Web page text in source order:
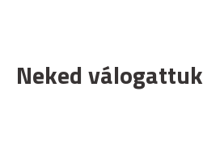
Neked válogattuk